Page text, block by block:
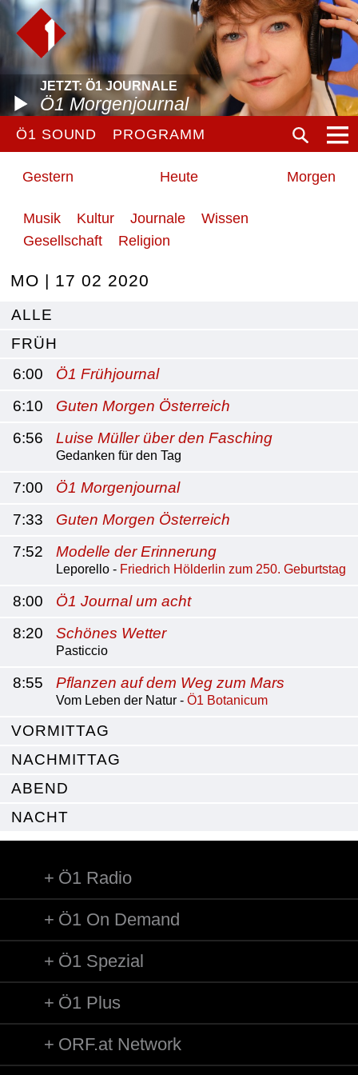
JETZT: Ö1 JOURNALE
Ö1 Morgenjournal
Ö1 SOUND PROGRAMM
Gestern Heute Morgen
Musik Kultur Journale
Wissen
Gesellschaft
Religion
MO | 17 02 2020
ALLE
FRÜH
6:00
Ö1 Frühjournal
6:10
Guten Morgen Österreich
6:56
Luise Müller über den Fasching
Gedanken für den Tag
7:00
Ö1 Morgenjournal
7:33
Guten Morgen Österreich
7:52
Modelle der Erinnerung
Leporello - Friedrich Hölderlin zum 250. Geburtstag
8:00
Ö1 Journal um acht
8:20
Schönes Wetter
Pasticcio
8:55 Pflanzen auf dem Weg zum Mars
Vom Leben der Natur - Ö1 Botanicum
VORMITTAG
NACHMITTAG
ABEND
NACHT
Ö1 Radio
Ö1 On Demand
Ö1 Spezial
Ö1 Plus
ORF.at Network